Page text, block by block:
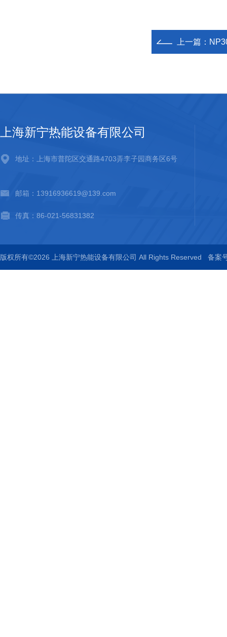
上一篇：
上海新宁热能设备有限公司
地址：上海市普陀区交通路4703弄李子园商务区6号
邮箱：13916936619@139.com
传真：86-021-56831382
版权所有©2026 上海新宁热能设备有限公司 All Rights Reserved 备案